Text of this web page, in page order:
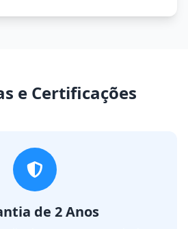
e Certificações
de 2 Anos